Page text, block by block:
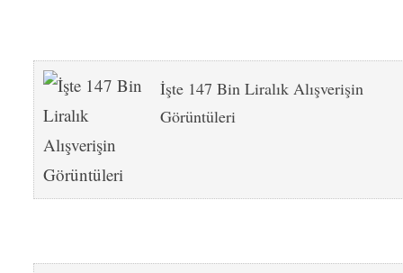
İşte 147 Bin Liralık Alışverişin
Görüntüleri